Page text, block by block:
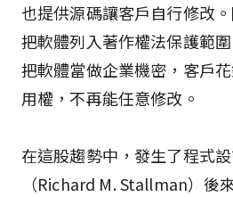
也提供源碼讓客戶自行修改
把軟體列入著作權法保護範
把軟體當做企業機密，客戶
用權，不再能任意修改。
在這股趨勢中，發生了程式
（Richard M. Stallman）後